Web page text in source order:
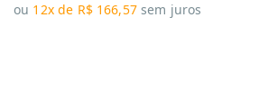
ou 12x de R$ 166,57 sem juros